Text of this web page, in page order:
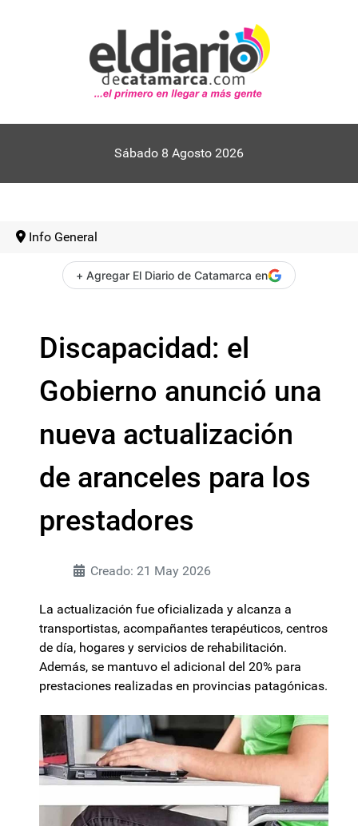
Sábado 8 Agosto 2026
Info General
+ Agregar El Diario de Catamarca en
Discapacidad: el
Gobierno anunció una
nueva actualización
de aranceles para los
prestadores
Creado: 21 May 2026
La actualización fue oficializada y alcanza a
transportistas, acompañantes terapéuticos, centros
de día, hogares y servicios de rehabilitación.
Además, se mantuvo el adicional del 20% para
prestaciones realizadas en provincias patagónicas.